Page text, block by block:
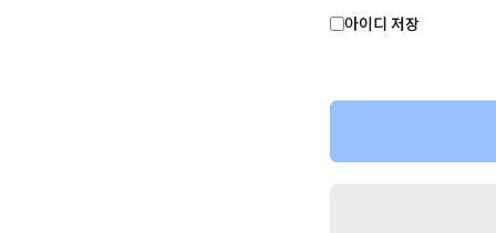
아이디 저장